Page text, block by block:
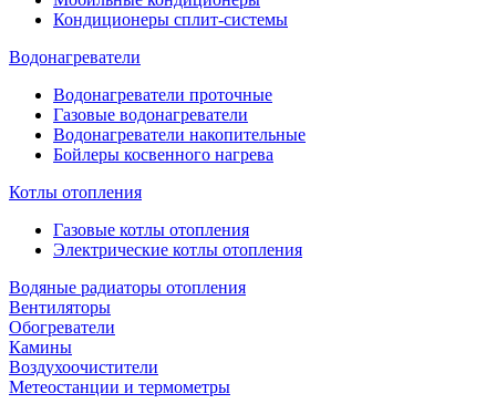
Кондиционеры сплит-системы
Водонагреватели
Водонагреватели проточные
Газовые водонагреватели
Водонагреватели накопительные
Бойлеры косвенного нагрева
Котлы отопления
Газовые котлы отопления
Электрические котлы отопления
Водяные радиаторы отопления
Вентиляторы
Обогреватели
Камины
Воздухоочистители
Метеостанции и термометры